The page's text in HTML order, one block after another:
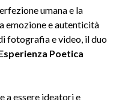
umana e la
emozione e autenticità
fotografia e video, il duo
Poetica
a essere ideatori e